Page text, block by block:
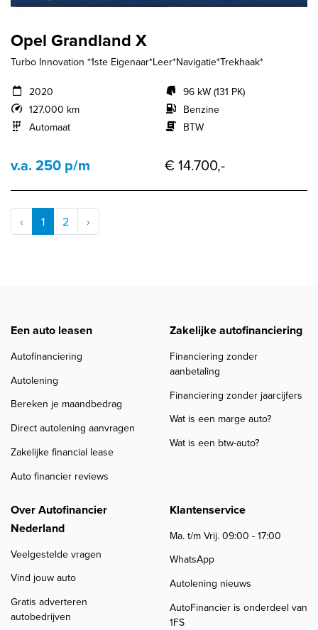
Opel Grandland X
Turbo Innovation *1ste Eigenaar*Leer*Navigatie*Trekhaak*
2020
127.000 km
Automaat
96 kW (131 PK)
Benzine
BTW
v.a. 250 p/m € 14.700,-
‹ 1 2 ›
Een auto leasen
Autofinanciering
Autolening
Bereken je maandbedrag
Direct autolening aanvragen
Zakelijke financial lease
Auto financier reviews
Zakelijke autofinanciering
Financiering zonder
aanbetaling
Financiering zonder jaarcijfers
Wat is een marge auto?
Wat is een btw-auto?
Over Autofinancier
Nederland
Veelgestelde vragen
Vind jouw auto
Gratis adverteren
autobedrijven
Klantenservice
Ma. t/m Vrij. 09:00 - 17:00
WhatsApp
Autolening nieuws
AutoFinancier is onderdeel van
1FS